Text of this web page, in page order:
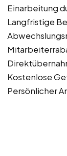
Einarbeitung
Langfristige
Kostenlose
Persönlicher